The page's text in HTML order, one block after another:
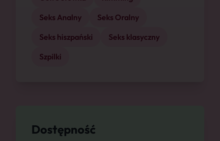
Seks Analny
Seks Oralny
Seks hiszpański
Seks klasyczny
Szpilki
Dostępność